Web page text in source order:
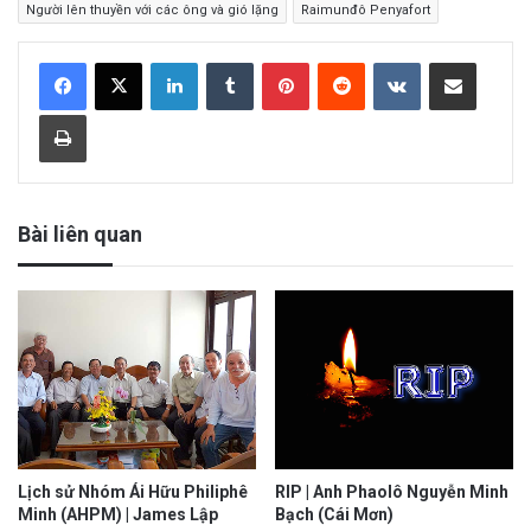
Người lên thuyền với các ông và gió lặng Raimunđô Penyafort
Bài liên quan
Lịch sử Nhóm Ái Hữu Philiphê
Minh (AHPM) | James Lập
RIP | Anh Phaolô Nguyễn Minh
Bạch (Cái Mơn)